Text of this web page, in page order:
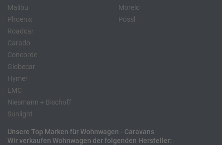
Malibu
Phoenix
Roadcar
Morelo
Pössl
Carado
Concorde
Globecar
Hymer
LMC
Niesmann + Bischoff
Sunlight
Unsere Top Marken für Wohnwagen - Caravans
Wir verkaufen Wohnwagen der folgenden Hersteller: